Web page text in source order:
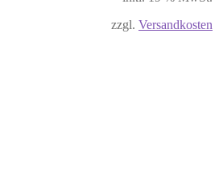
zzgl. Versandkosten